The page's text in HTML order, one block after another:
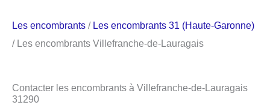
Les encombrants / Les encombrants 31 (Haute-Garonne)
/ Les encombrants Villefranche-de-Lauragais
Contacter les encombrants à Villefranche-de-Lauragais
31290